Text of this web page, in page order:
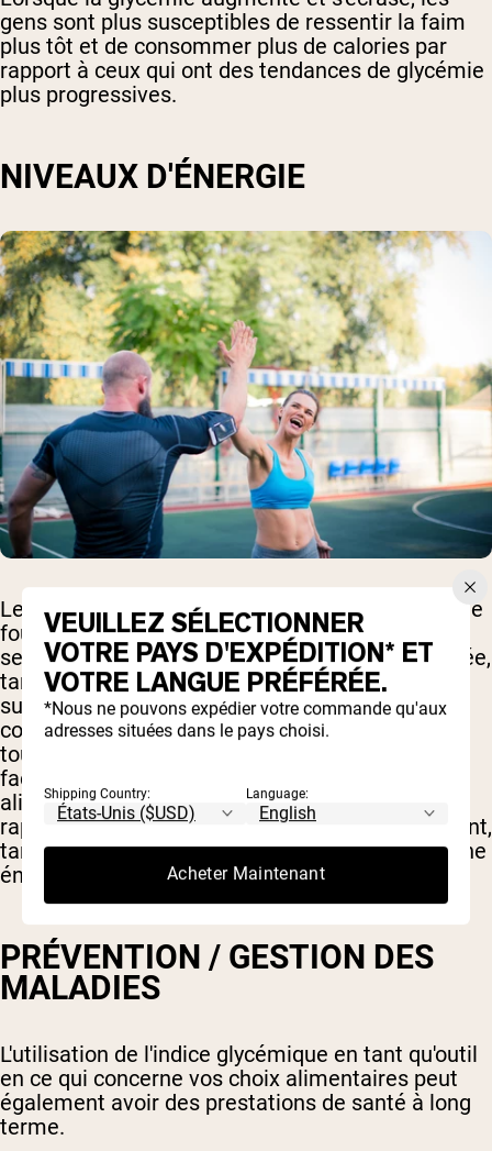
gens sont plus susceptibles de ressentir la faim
plus tôt et de consommer plus de calories par
rapport à ceux qui ont des tendances de glycémie
plus progressives.
NIVEAUX D'ÉNERGIE
Les aliments à faible IG sont plus susceptibles de
fournir une énergie constante pour que les gens
se sentent sous tension tout au long de la journée,
tandis que les aliments GI élevés sont plus
susceptibles de provoquer un accident de sucre
conduisant à des sentiments de fatigue. Après
tout, la glycémie joue un rôle important dans la
façon dont vous vous sentez énergisé. Les
aliments GI élevés conduisent à une explosion
rapide d'énergie qui conduit souvent à un accident,
tandis que les aliments à faible gi permettent une
énergie plus soutenue.
PRÉVENTION / GESTION DES
MALADIES
L'utilisation de l'indice glycémique en tant qu'outil
en ce qui concerne vos choix alimentaires peut
également avoir des prestations de santé à long
terme.
VEUILLEZ SÉLECTIONNER
VOTRE PAYS D'EXPÉDITION* ET
VOTRE LANGUE PRÉFÉRÉE.
*Nous ne pouvons expédier votre commande qu'aux
adresses situées dans le pays choisi.
Shipping Country: Language:
Acheter Maintenant